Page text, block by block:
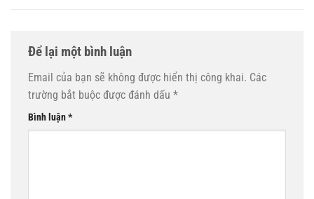
Để lại một bình luận
Email của bạn sẽ không được hiển thị công khai. Các
trường bắt buộc được đánh dấu *
Bình luận*